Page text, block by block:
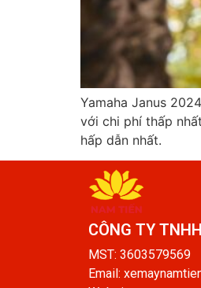
Yamaha Janus
với chi phí thấp
hấp dẫn nhất.
CÔNG TY
MST: 3603579569
Email: